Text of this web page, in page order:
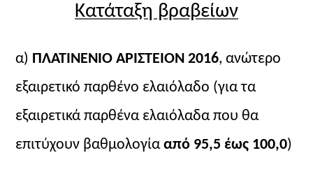
Κατάταξη βραβείων
α) ΠΛΑΤΙΝΕΝΙΟ ΑΡΙΣΤΕΙΟΝ 2016, ανώτερο
εξαιρετικό παρθένο ελαιόλαδο (για τα
εξαιρετικά παρθένα ελαιόλαδα που θα
επιτύχουν βαθμολογίααπό 95,5 έως 100,0)